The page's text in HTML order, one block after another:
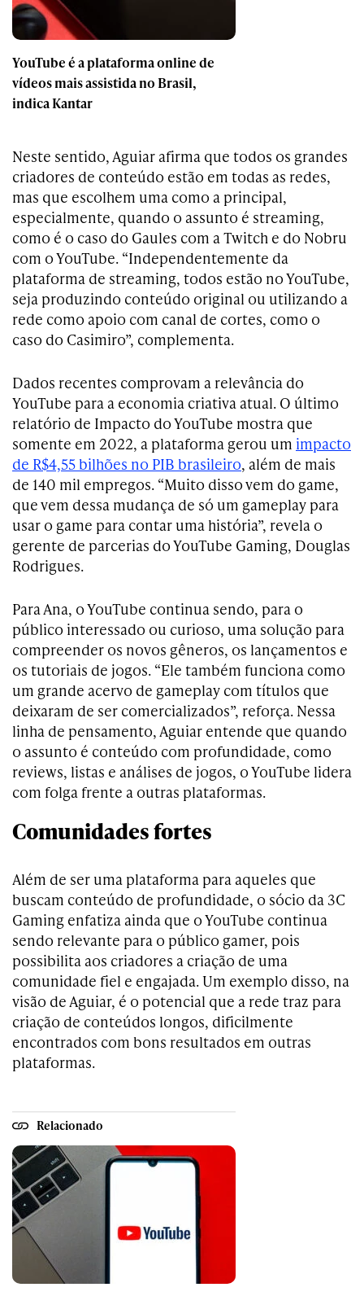
YouTube é a plataforma online de
vídeos mais assistida no Brasil,
indica Kantar
Neste sentido, Aguiar afirma que todos os grandes
criadores de conteúdo estão em todas as redes,
mas que escolhem uma como a principal,
especialmente, quando o assunto é streaming,
como é o caso do Gaules com a Twitch e do Nobru
com o YouTube. “Independentemente da
plataforma de streaming, todos estão no YouTube,
seja produzindo conteúdo original ou utilizando a
rede como apoio com canal de cortes, como o
caso do Casimiro”, complementa.
Dados recentes comprovam a relevância do
YouTube para a economia criativa atual. O último
relatório de Impacto do YouTube mostra que
somente em 2022, a plataforma gerou um impacto
de R$4,55 bilhões no PIB brasileiro, além de mais
de 140 mil empregos. “Muito disso vem do game,
que vem dessa mudança de só um gameplay para
usar o game para contar uma história”, revela o
gerente de parcerias do YouTube Gaming, Douglas
Rodrigues.
Para Ana, o YouTube continua sendo, para o
público interessado ou curioso, uma solução para
compreender os novos gêneros, os lançamentos e
os tutoriais de jogos. “Ele também funciona como
um grande acervo de gameplay com títulos que
deixaram de ser comercializados”, reforça. Nessa
linha de pensamento, Aguiar entende que quando
o assunto é conteúdo com profundidade, como
reviews, listas e análises de jogos, o YouTube lidera
com folga frente a outras plataformas.
Comunidades fortes
Além de ser uma plataforma para aqueles que
buscam conteúdo de profundidade, o sócio da 3C
Gaming enfatiza ainda que o YouTube continua
sendo relevante para o público gamer, pois
possibilita aos criadores a criação de uma
comunidade fiel e engajada. Um exemplo disso, na
visão de Aguiar, é o potencial que a rede traz para
criação de conteúdos longos, dificilmente
encontrados com bons resultados em outras
plataformas.
Relacionado